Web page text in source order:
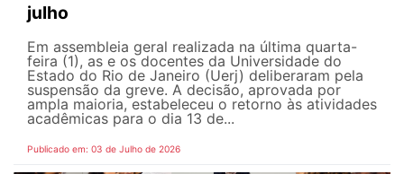
julho
Em assembleia geral realizada na última quarta-
feira (1), as e os docentes da Universidade do
Estado do Rio de Janeiro (Uerj) deliberaram pela
suspensão da greve. A decisão, aprovada por
ampla maioria, estabeleceu o retorno às atividades
acadêmicas para o dia 13 de...
Publicado em: 03 de Julho de 2026